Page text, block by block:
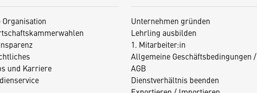
Organisation
und Karriere
Unternehmen gründen
Lehrling ausbilden
1. Mitarbeiter:in
Allgemeine Geschäftsbedingungen /
AGB
Dienstverhältnis beenden